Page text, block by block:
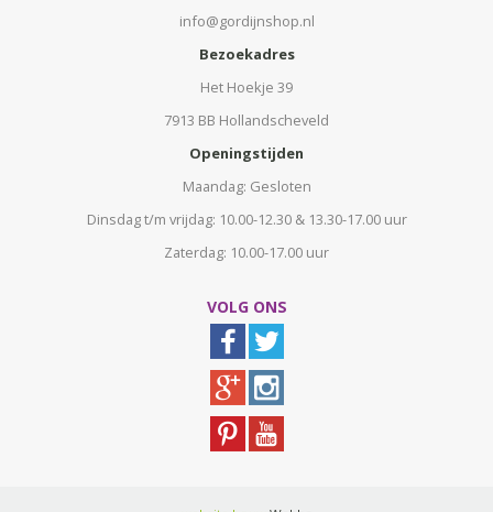
info@gordijnshop.nl
Bezoekadres
Het Hoekje 39
7913 BB Hollandscheveld
Openingstijden
Maandag: Gesloten
Dinsdag t/m vrijdag: 10.00-12.30 & 13.30-17.00 uur
Zaterdag: 10.00-17.00 uur
VOLG ONS